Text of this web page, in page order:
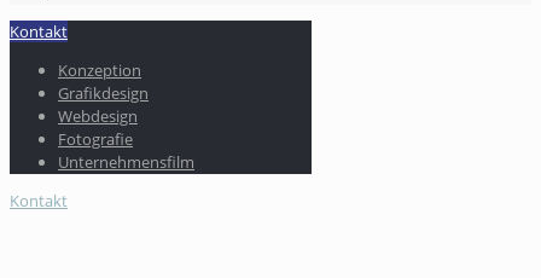
Kontakt
Konzeption
Grafikdesign
Webdesign
Fotografie
Unternehmensfilm
Kontakt